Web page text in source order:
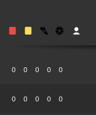
0
0
0
0
0
0
0
0